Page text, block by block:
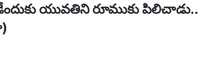
యువతిని రూముకు పిలిచాడు..